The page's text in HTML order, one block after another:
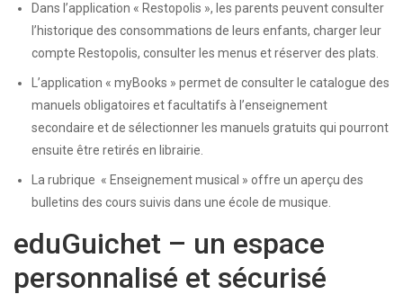
Dans l’application « Restopolis », les parents peuvent consulter
l’historique des consommations de leurs enfants, charger leur
compte Restopolis, consulter les menus et réserver des plats.
L’application « myBooks » permet de consulter le catalogue des
manuels obligatoires et facultatifs à l’enseignement
secondaire et de sélectionner les manuels gratuits qui pourront
ensuite être retirés en librairie.
La rubrique « Enseignement musical » offre un aperçu des
bulletins des cours suivis dans une école de musique.
eduGuichet – un espace
personnalisé et sécurisé